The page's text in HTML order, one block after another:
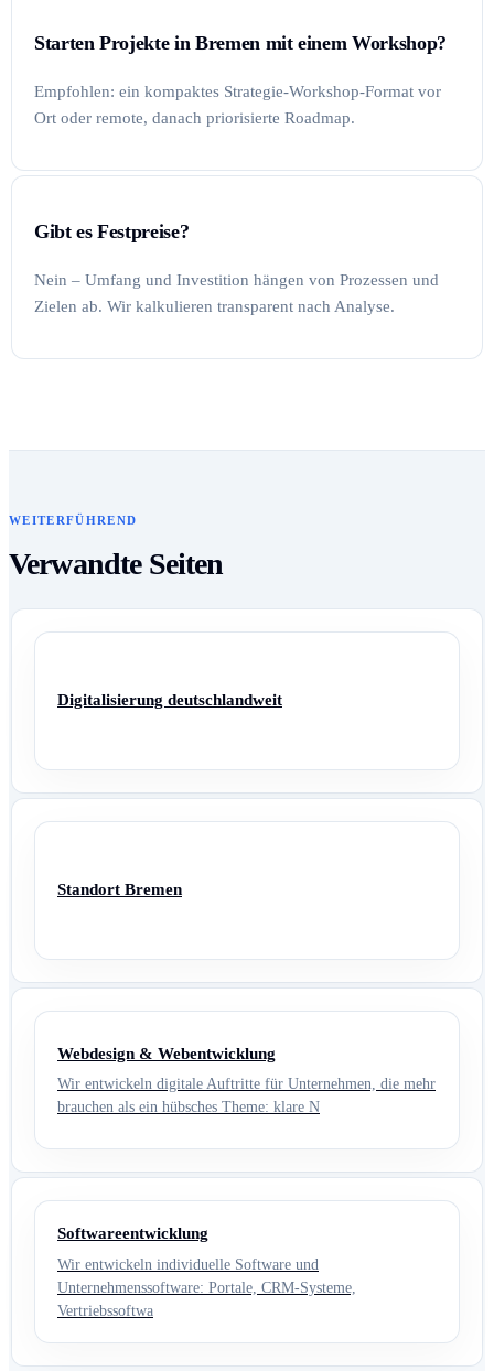
Starten Projekte in Bremen mit einem Workshop?
Empfohlen: ein kompaktes Strategie-Workshop-Format vor
Ort oder remote, danach priorisierte Roadmap.
Gibt es Festpreise?
Nein – Umfang und Investition hängen von Prozessen und
Zielen ab. Wir kalkulieren transparent nach Analyse.
WEITERFÜHREND
Verwandte Seiten
Digitalisierung deutschlandweit
Standort Bremen
Webdesign & Webentwicklung
Wir entwickeln digitale Auftritte für Unternehmen, die mehr
brauchen als ein hübsches Theme: klare N
Softwareentwicklung
Wir entwickeln individuelle Software und
Unternehmenssoftware: Portale, CRM-Systeme,
Vertriebssoftwa